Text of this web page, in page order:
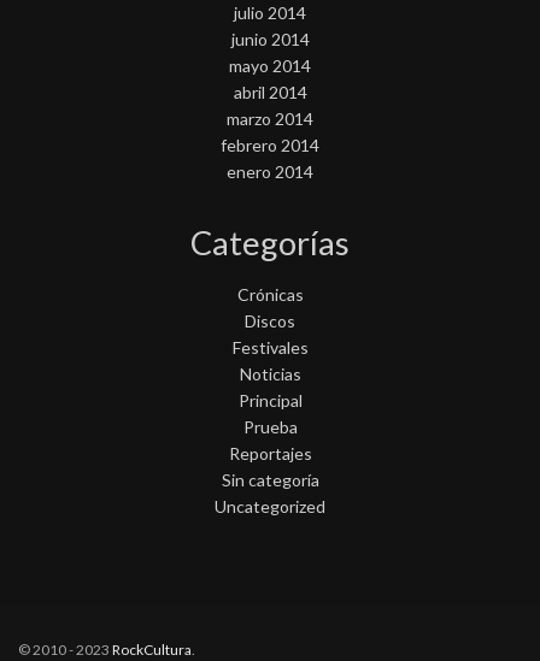
julio 2014
junio 2014
mayo 2014
abril 2014
marzo 2014
febrero 2014
enero 2014
Categorías
Crónicas
Discos
Festivales
Noticias
Principal
Prueba
Reportajes
Sin categoría
Uncategorized
© 2010 - 2023 RockCultura